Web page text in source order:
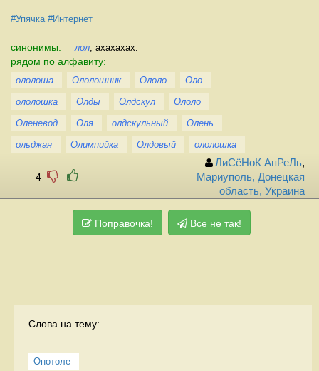
#Упячка #Интернет
синонимы: лол , ахахахах.
рядом по алфавиту:
ололоша Ололошник Ололо
Оло
ололошка
Олды Олдскул
Ололо
Оленевод
Оля олдскульный
Олень
ольджан
Олимпийка Олдовый ололошка
4
ЛиСёНоК АпРеЛь,
Мариуполь, Донецкая
область, Украина
Поправочка! Все не так!
Слова на тему:
Онотоле